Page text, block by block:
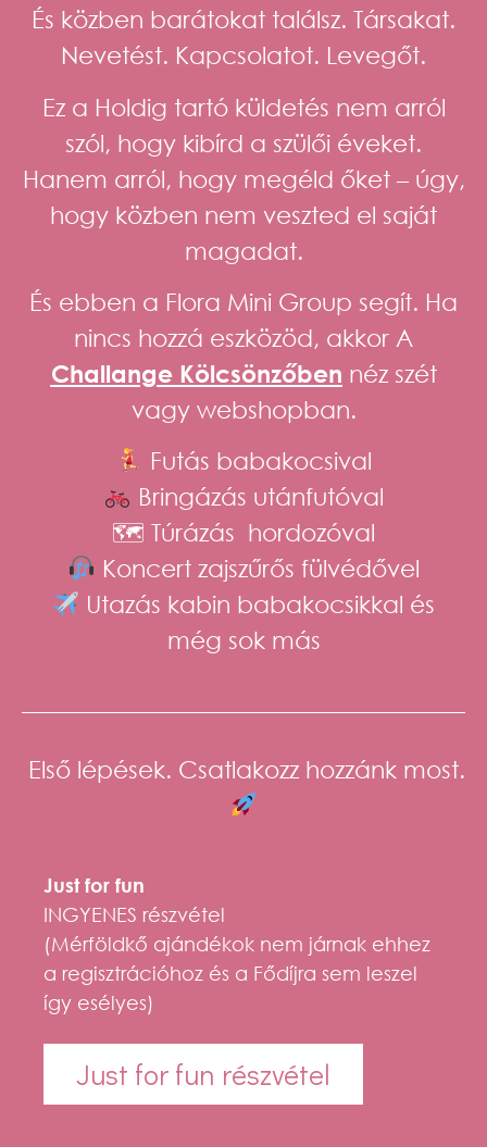
És közben barátokat találsz. Társakat.
Nevetést. Kapcsolatot. Levegőt.
Ez a Holdig tartó küldetés nem arról
szól, hogy kibírd a szülői éveket.
Hanem arról, hogy megéld őket – úgy,
hogy közben nem veszted el saját
magadat.
És ebben a Flora Mini Group segít. Ha
nincs hozzá eszközöd, akkor A
Challange Kölcsönzőben néz szét
vagy webshopban.
Futás babakocsival
Bringázás utánfutóval
🗺 Túrázás hordozóval
Koncert zajszűrős fülvédővel
Utazás kabin babakocsikkal és
még sok más
Első lépések. Csatlakozz hozzánk most.
Just for fun
INGYENES részvétel
(Mérföldkő ajándékok nem járnak ehhez
a regisztrációhoz és a Fődíjra sem leszel
így esélyes)
Just for fun részvétel